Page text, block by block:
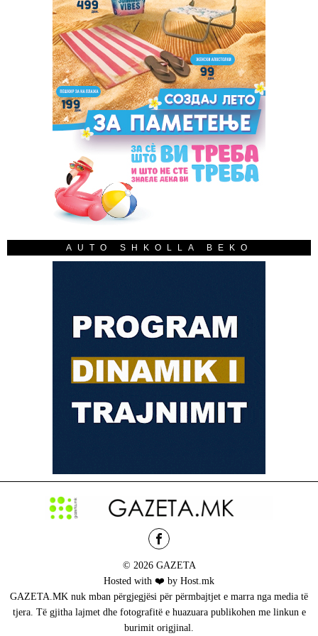
AUTO SHKOLLA BEKO
© 2026 GAZETA
Hosted with ❤️ by Host.mk
GAZETA.MK nuk mban përgjegjësi për përmbajtjet e marra nga media të
tjera. Të gjitha lajmet dhe fotografitë e huazuara publikohen me linkun e
burimit origjinal.